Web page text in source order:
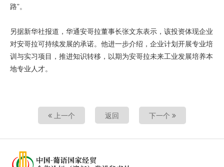
路”。
另据新华社报道，华通安哥拉董事长张文东表示，该投资体现企业
对安哥拉可持续发展的承诺。他进一步介绍，企业计划开展专业培
训与实习项目，推进知识转移，以期为安哥拉未来工业发展培养本
地专业人才。
上一个 返回 下一个